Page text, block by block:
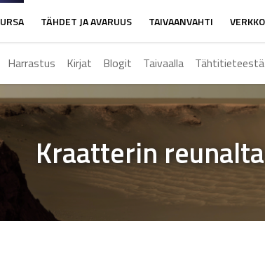
URSA TÄHDET JA AVARUUS TAIVAANVAHTI
Harrastus Kirjat Blogit Taivaalla Tähtitieteestä
Kraatterin reunalta